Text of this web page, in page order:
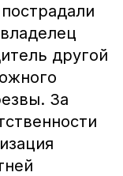
другой
За